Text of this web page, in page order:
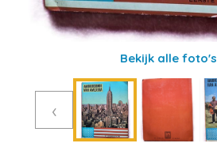
Bekijk alle foto's
‹